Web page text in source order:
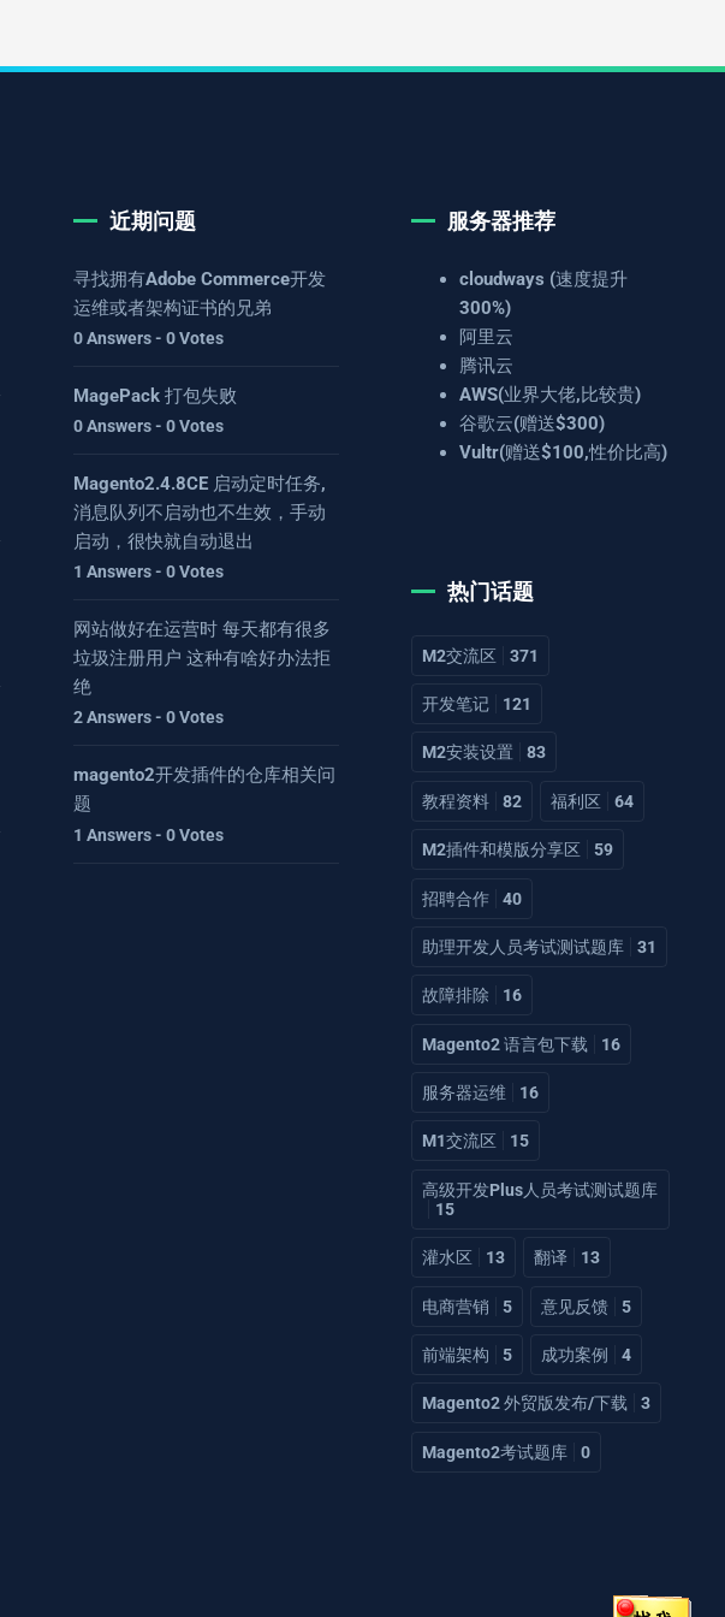
近期问题
寻找拥有Adobe Commerce开发
运维或者架构证书的兄弟
0 Answers - 0 Votes
MagePack 打包失败
0 Answers - 0 Votes
Magento2.4.8CE 启动定时任务,
消息队列不启动也不生效，手动
启动，很快就自动退出
1 Answers - 0 Votes
网站做好在运营时 每天都有很多
垃圾注册用户 这种有啥好办法拒
绝
2 Answers - 0 Votes
magento2开发插件的仓库相关问
题
1 Answers - 0 Votes
服务器推荐
cloudways (速度提升
300%)
阿里云
腾讯云
AWS(业界大佬,比较贵)
谷歌云(赠送$300)
Vultr(赠送$100,性价比高)
热门话题
M2交流区 371
开发笔记 121
M2安装设置 83
教程资料 82 福利区 64
M2插件和模版分享区 59
招聘合作 40
助理开发人员考试测试题库 31
故障排除 16
Magento2 语言包下载 16
服务器运维 16
M1交流区 15
高级开发Plus人员考试测试题库
15
灌水区 13 翻译 13
电商营销 5 意见反馈 5
前端架构 5 成功案例 4
Magento2 外贸版发布/下载 3
Magento2考试题库 0